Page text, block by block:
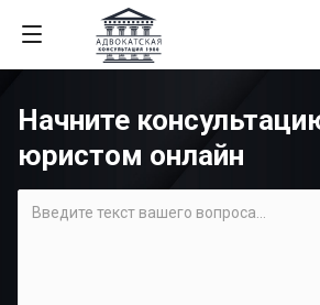
Начните
юристом онлайн